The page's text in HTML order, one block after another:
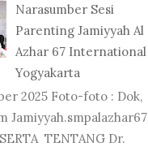
Narasumber Sesi
Parenting Jamiyyah Al
Azhar 67 International
Yogyakarta
2025 Foto-foto : Dok,
Jamiyyah.smpalazhar67
TENTANG Dr.